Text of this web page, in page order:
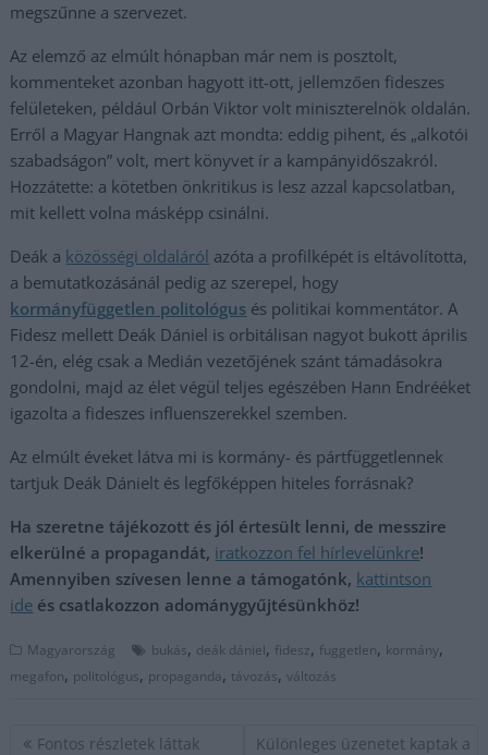
megszűnne a szervezet.
Az elemző az elmúlt hónapban már nem is posztolt,
kommenteket azonban hagyott itt-ott, jellemzően fideszes
felületeken, például Orbán Viktor volt miniszterelnök oldalán.
Erről a Magyar Hangnak azt mondta: eddig pihent, és „alkotói
szabadságon” volt, mert könyvet ír a kampányidőszakról.
Hozzátette: a kötetben önkritikus is lesz azzal kapcsolatban,
mit kellett volna másképp csinálni.
Deák a közösségi oldaláról azóta a profilképét is eltávolította,
a bemutatkozásánál pedig az szerepel, hogy
kormányfüggetlen politológus és politikai kommentátor. A
Fidesz mellett Deák Dániel is orbitálisan nagyot bukott április
12-én, elég csak a Medián vezetőjének szánt támadásokra
gondolni, majd az élet végül teljes egészében Hann Endrééket
igazolta a fideszes influenszerekkel szemben.
Az elmúlt éveket látva mi is kormány- és pártfüggetlennek
tartjuk Deák Dánielt és legfőképpen hiteles forrásnak?
Ha szeretne tájékozott és jól értesült lenni, de messzire
elkerülné a propagandát, iratkozzon fel hírlevelünkre!
Amennyiben szívesen lenne a támogatónk, kattintson
ide és csatlakozzon adománygyűjtésünkhöz!
Magyarország bukás, deák dániel, fidesz, fuggetlen, kormány,
megafon, politológus, propaganda, távozás,változás
Bejegyzés
Fontos részletek láttak
Különleges üzenetet kaptak a